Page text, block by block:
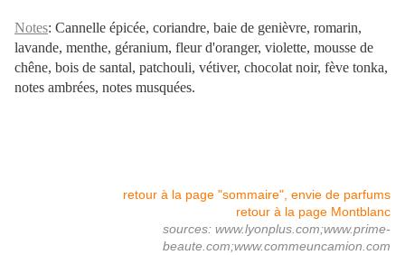
Notes: Cannelle épicée, coriandre, baie de genièvre, romarin,
lavande, menthe, géranium, fleur d'oranger, violette, mousse de
chêne, bois de santal, patchouli, vétiver, chocolat noir, fève tonka,
notes ambrées, notes musquées.
retour à la page "sommaire", envie de parfums
retour à la page Montblanc
sources: www.lyonplus.com;www.prime-
beaute.com;www.commeuncamion.com